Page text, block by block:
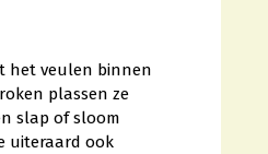
het veulen binnen
plassen ze
slap of sloom
uiteraard ook